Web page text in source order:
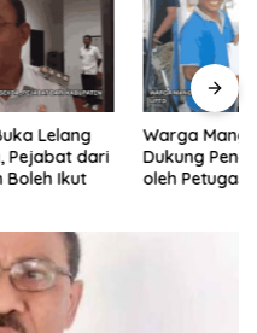
Warga Manggarai Timur
Dukung Pengawasan di SPBU
oleh Petugas UPTD